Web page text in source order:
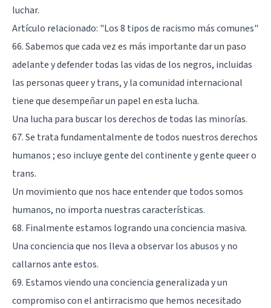
luchar.
Artículo relacionado: "Los 8 tipos de racismo más comunes"
66. Sabemos que cada vez es más importante dar un paso
adelante y defender todas las vidas de los negros, incluidas
las personas queer y trans, y la comunidad internacional
tiene que desempeñar un papel en esta lucha.
Una lucha para buscar los derechos de todas las minorías.
67. Se trata fundamentalmente de todos nuestros derechos
humanos ; eso incluye gente del continente y gente queer o
trans.
Un movimiento que nos hace entender que todos somos
humanos, no importa nuestras características.
68. Finalmente estamos logrando una conciencia masiva.
Una conciencia que nos lleva a observar los abusos y no
callarnos ante estos.
69. Estamos viendo una conciencia generalizada y un
compromiso con el antirracismo que hemos necesitado